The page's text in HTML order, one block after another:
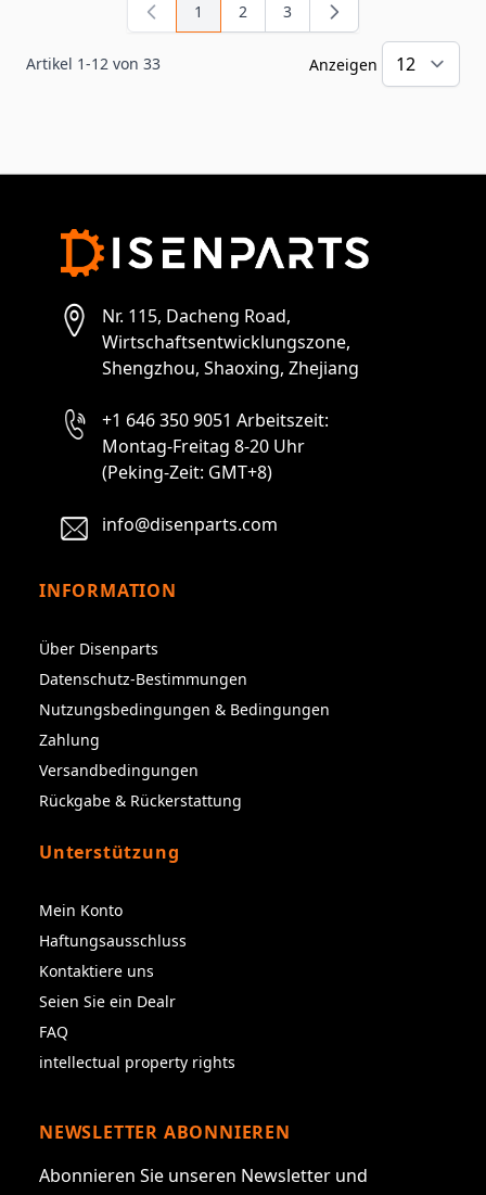
Artikel 1-12 von 33
Sie lesen gerade Seite
1 Seite
2 Seite
3
Anzeigen
Nr. 115, Dacheng Road,
Wirtschaftsentwicklungszone,
Shengzhou, Shaoxing, Zhejiang
+1 646 350 9051 Arbeitszeit:
Montag-Freitag 8-20 Uhr
(Peking-Zeit: GMT+8)
info@disenparts.com
INFORMATION
Über Disenparts
Datenschutz-Bestimmungen
Nutzungsbedingungen & Bedingungen
Zahlung
Versandbedingungen
Rückgabe & Rückerstattung
Unterstützung
Mein Konto
Haftungsausschluss
Kontaktiere uns
Seien Sie ein Dealr
FAQ
intellectual property rights
NEWSLETTER ABONNIEREN
Abonnieren Sie unseren Newsletter und